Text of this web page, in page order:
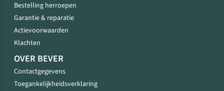
Bestelling herroepen
Garantie & reparatie
Actievoorwaarden
Klachten
OVER BEVER
Contactgegevens
Toegankelijkheidsverklaring